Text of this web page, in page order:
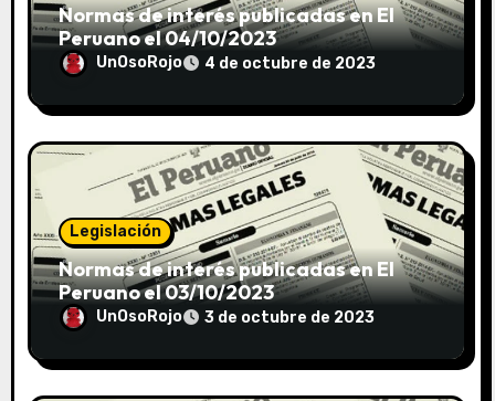
Normas de interés publicadas en El
Peruano el 04/10/2023
UnOsoRojo 4 de octubre de 2023
Legislación
Normas de interés publicadas en El
Peruano el 03/10/2023
UnOsoRojo 3 de octubre de 2023